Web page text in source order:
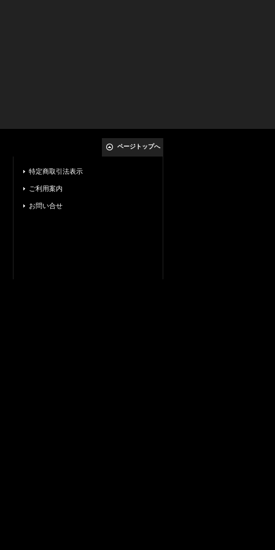
ページトップへ
特定商取引法表示
ご利用案内
お問い合せ